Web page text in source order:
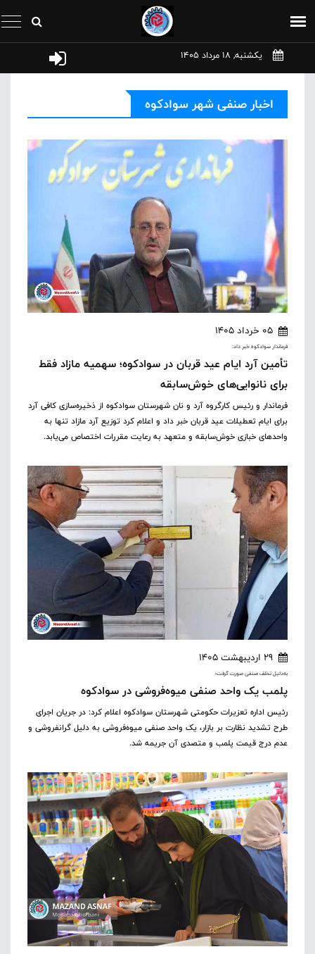
یکشنبه, 18 مرداد 1405
اخبار صنفی شهر سوادکوه
05 خرداد 1405
فرماندار سوادکوه خبر داد:
تأمین آرد ایام عید قربان در سوادکوه؛ سهمیه مازاد فقط
برای نانوایی‌های خوش‌سابقه
فرماندار و رئیس کارگروه آرد و نان شهرستان سوادکوه از ذخیره‌سازی کافی آرد
برای ایام تعطیلات عید قربان خبر داد و اعلام کرد توزیع آرد مازاد تنها به
واحدهای خبازی خوش‌سابقه و متعهد به رعایت مقررات اختصاص می‌یابد.
29 اردیبهشت 1405
به‌دلیل تخلف صنفی صورت گرفت؛
پلمب یک واحد صنفی میوه‌فروشی در سوادکوه
رئیس اداره تعزیرات حکومتی شهرستان سوادکوه اعلام کرد: در جریان اجرای
طرح تشدید نظارت بر بازار، یک واحد صنفی میوه‌فروشی به دلیل گرانفروشی و
عدم درج قیمت پلمب و متصدی آن جریمه شد.